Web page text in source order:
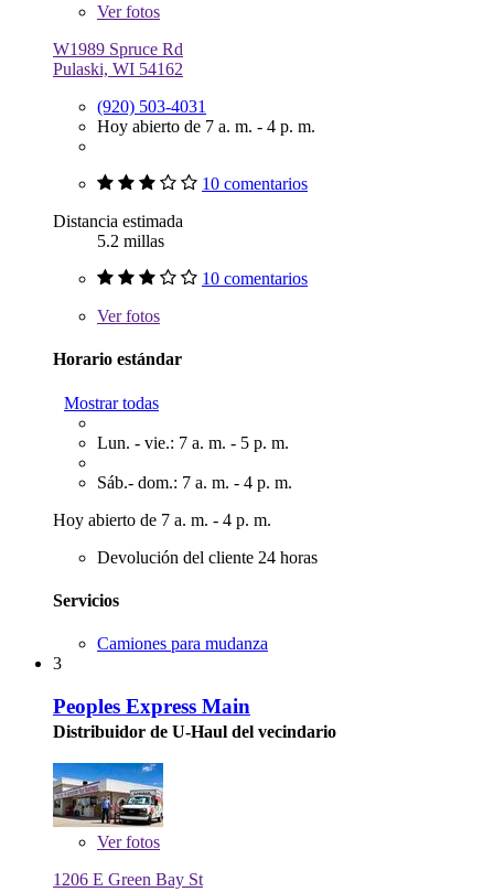
Verfotos
W1989 Spruce Rd
Pulaski, WI 54162
(920) 503-4031
Hoy abierto de 7 a. m. - 4 p. m.
10 comentarios
Distancia estimada
5.2 millas
10 comentarios
Verfotos
Horario estándar
Mostrar todas
Lun. - vie.: 7 a. m. - 5 p. m.
Sáb.- dom.: 7 a. m. - 4 p. m.
Hoy abierto de 7 a. m. - 4 p. m.
Devolución del cliente 24 horas
Servicios
Camiones para mudanza
3
Peoples Express Main
Distribuidor de U-Haul del vecindario
Verfotos
1206 E Green Bay St